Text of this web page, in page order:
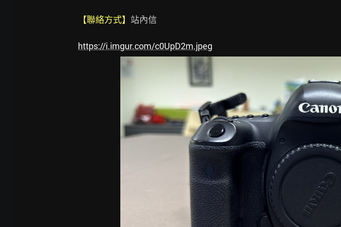
【聯絡方式】 站內信
https://i.imgur.com/c0UpD2m.jpeg